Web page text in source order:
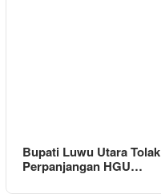
Bupati Luwu Utara Tolak
Perpanjangan HGU…